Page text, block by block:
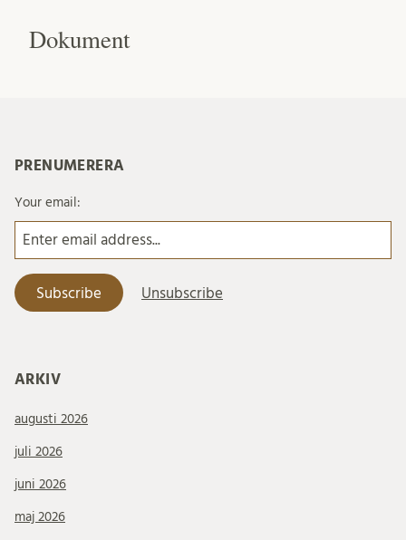
Dokument
PRENUMERERA
Your email:
ARKIV
augusti 2026
juli 2026
juni 2026
maj 2026